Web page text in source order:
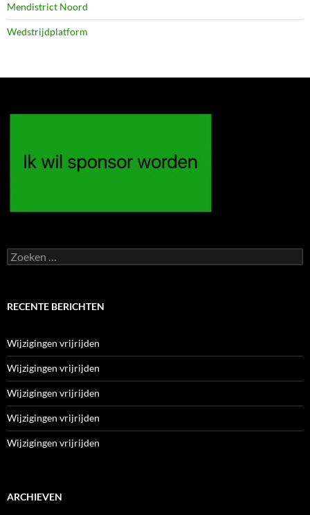
Mendistrict Noord
Wedstrijdplatform
Zoeken
naar:
RECENTE BERICHTEN
Wijzigingen vrijrijden
Wijzigingen vrijrijden
Wijzigingen vrijrijden
Wijzigingen vrijrijden
Wijzigingen vrijrijden
ARCHIEVEN